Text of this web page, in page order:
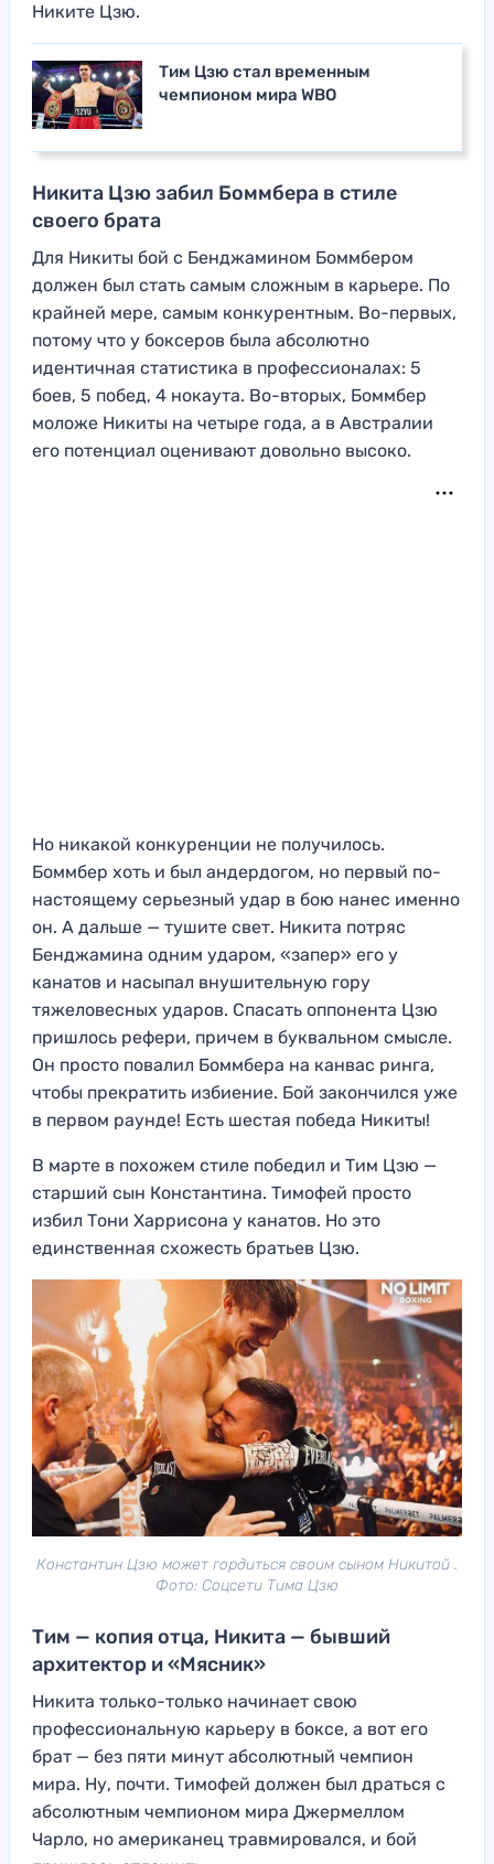
Никите Цзю.
Тим Цзю стал временным
чемпионом мира WBO
Никита Цзю забил Боммбера в стиле
своего брата
Для Никиты бой с Бенджамином Боммбером
должен был стать самым сложным в карьере. По
крайней мере, самым конкурентным. Во-первых,
потому что у боксеров была абсолютно
идентичная статистика в профессионалах: 5
боев, 5 побед, 4 нокаута. Во-вторых, Боммбер
моложе Никиты на четыре года, а в Австралии
его потенциал оценивают довольно высоко.
Но никакой конкуренции не получилось.
Боммбер хоть и был андердогом, но первый по-
настоящему серьезный удар в бою нанес именно
он. А дальше — тушите свет. Никита потряс
Бенджамина одним ударом, «запер» его у
канатов и насыпал внушительную гору
тяжеловесных ударов. Спасать оппонента Цзю
пришлось рефери, причем в буквальном смысле.
Он просто повалил Боммбера на канвас ринга,
чтобы прекратить избиение. Бой закончился уже
в первом раунде! Есть шестая победа Никиты!
В марте в похожем стиле победил и Тим Цзю —
старший сын Константина. Тимофей просто
избил Тони Харрисона у канатов. Но это
единственная схожесть братьев Цзю.
Константин Цзю может гордиться своим сыном Никитой .
Фото: Соцсети Тима Цзю
Тим — копия отца, Никита — бывший
архитектор и «Мясник»
Никита только-только начинает свою
профессиональную карьеру в боксе, а вот его
брат — без пяти минут абсолютный чемпион
мира. Ну, почти. Тимофей должен был драться с
абсолютным чемпионом мира Джермеллом
Чарло, но американец травмировался, и бой